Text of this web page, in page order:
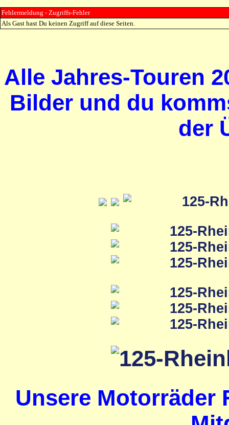
Fehlermeldung - Zugriffs-Fehler
Als Gast hast Du keinen Zugriff auf diese Seiten.
Alle Jahres-Touren
Bilder und du
der
Unsere Motorräder